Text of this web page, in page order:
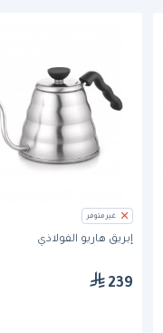
غير متوفر
إبريق هاريو الفولاذي
239